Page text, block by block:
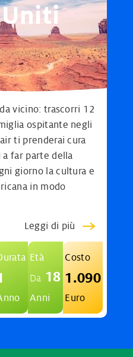
vicino: trascorri 12
ospitante negli
ti prenderai cura
far parte della
giorno la cultura e
in modo
Leggi di più
Età
Da 18
Anni
Costo
1.090
Euro